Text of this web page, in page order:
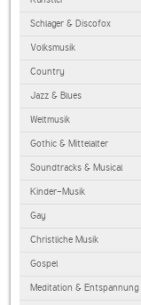
Schlager & Discofox
Volksmusik
Country
Jazz & Blues
Weltmusik
Gothic & Mittelalter
Soundtracks & Musical
Kinder-Musik
Gay
Christliche Musik
Gospel
Meditation & Entspannung